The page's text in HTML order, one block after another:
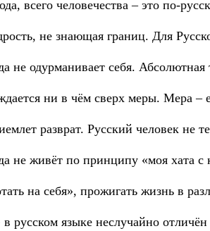
всего человечества – это по-
не знающая границ. Для
не одурманивает себя. Абсолютная
ни в чём сверх меры. Мера –
разврат. Русский человек не
не живёт по принципу «моя хата
на себя», прожигать жизнь в
русском языке неслучайно